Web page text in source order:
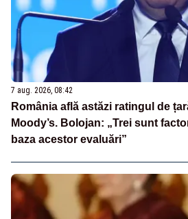
7 aug. 2026, 08:42
România află astăzi ratingul de
Moody’s. Bolojan: „Trei sunt
baza acestor evaluări”